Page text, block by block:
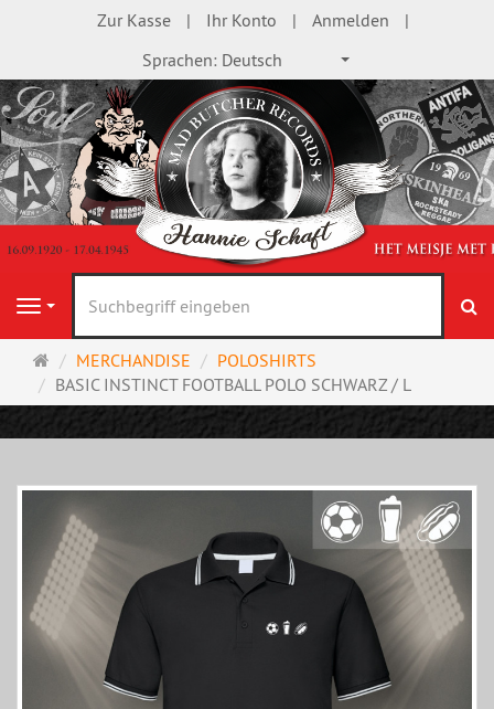
Zur Kasse Ihr Konto
Anmelden
Sprachen: Deutsch
Navigation
Startseite
MERCHANDISE
POLOSHIRTS
BASIC INSTINCT FOOTBALL POLO SCHWARZ / L